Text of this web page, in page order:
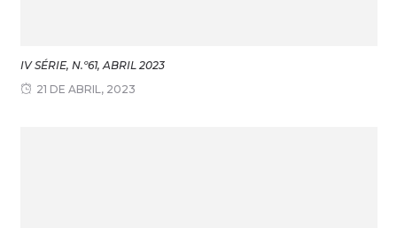
IV SÉRIE, N.º61, ABRIL 2023
21 DE ABRIL, 2023